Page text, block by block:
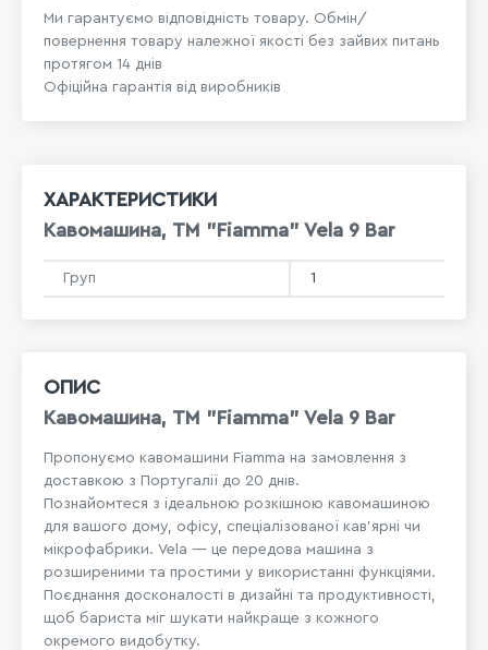
Ми гарантуємо відповідність товару. Обмін/
повернення товару належної якості без зайвих питань
протягом 14 днів
Офіційна гарантія від виробників
ОПИС
Кавомашина, TM "Fiamma" Vela 9 Bar
Пропонуємо кавомашини Fiamma на замовлення з
доставкою з Португалії до 20 днів.
Познайомтеся з ідеальною розкішною кавомашиною
для вашого дому, офісу, спеціалізованої кав’ярні чи
мікрофабрики. Vela — це передова машина з
розширеними та простими у використанні функціями.
Поєднання досконалості в дизайні та продуктивності,
щоб бариста міг шукати найкраще з кожного
окремого видобутку.
ХАРАКТЕРИСТИКИ
Кавомашина, TM "Fiamma" Vela 9 Bar
Груп 1